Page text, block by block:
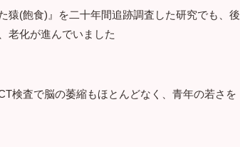
猿(飽食)』を二十年間追跡調査した研究でも、後
老化が進んでいました
検査で脳の萎縮もほとんどなく、青年の若さを